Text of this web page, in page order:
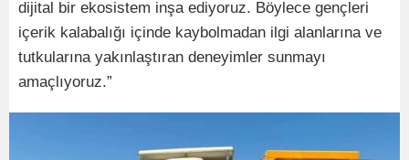
dijital bir ekosistem inşa ediyoruz. Böylece gençleri
içerik kalabalığı içinde kaybolmadan ilgi alanlarına ve
tutkularına yakınlaştıran deneyimler sunmayı
amaçlıyoruz.”